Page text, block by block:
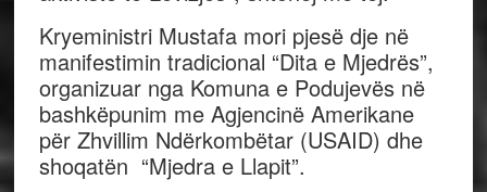
Kryeministri Mustafa mori pjesë dje në
manifestimin tradicional “Dita e Mjedrës”,
organizuar nga Komuna e Podujevës në
bashkëpunim me Agjencinë Amerikane
për Zhvillim Ndërkombëtar (USAID) dhe
shoqatën “Mjedra e Llapit”.